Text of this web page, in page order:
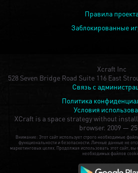
Правила
Заблокированные
Xcraft Inc
528 Seven Bridge Road Suite 116 East
Связь с
Политика
Условия
XCraft is a space strategy without
browser. 2009 —
Внимание: Этот сайт использует строго необходимые
функциональности и безопасности. Личные данные не
маркетинговых целях. Продолжая использовать этот сайт,
необходимых файлов